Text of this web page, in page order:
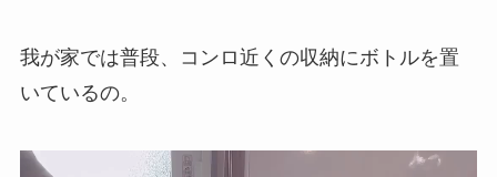
我が家では普段、コンロ近くの収納にボトルを置
いているの。